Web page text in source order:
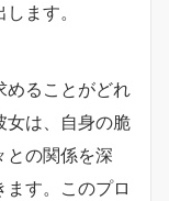
ます。
めることがどれ
女は、自身の脆
との関係を深
す。このプロ